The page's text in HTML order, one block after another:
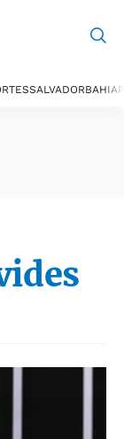
SALVADORBAHIA